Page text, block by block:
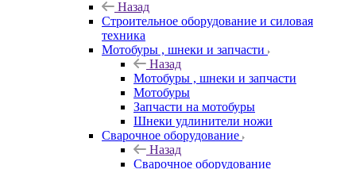
Назад
Строительное оборудование и силовая
техника
Мотобуры , шнеки и запчасти
Назад
Мотобуры , шнеки и запчасти
Мотобуры
Запчасти на мотобуры
Шнеки удлинители ножи
Сварочное оборудование
Назад
Сварочное оборудование